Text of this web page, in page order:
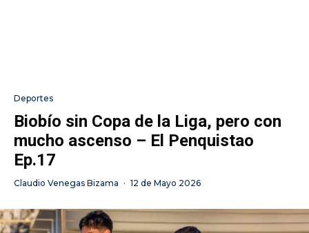
Deportes
Biobío sin Copa de la Liga, pero con
mucho ascenso – El Penquistao
Ep.17
Claudio Venegas Bizama · 12 de Mayo 2026